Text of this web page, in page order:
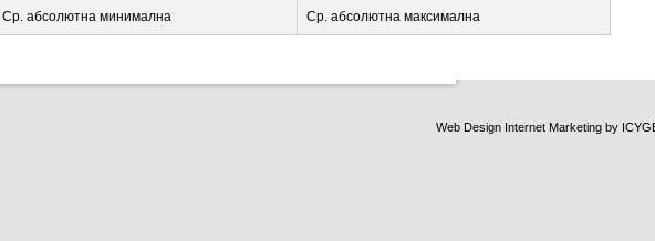
Ср. абсолютна минимална Ср. абсолютна максимална
Web Design Internet Marketing by